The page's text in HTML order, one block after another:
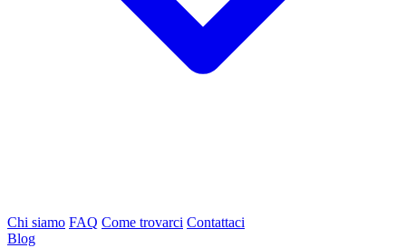
Chi siamo FAQ Come trovarci Contattaci
Blog